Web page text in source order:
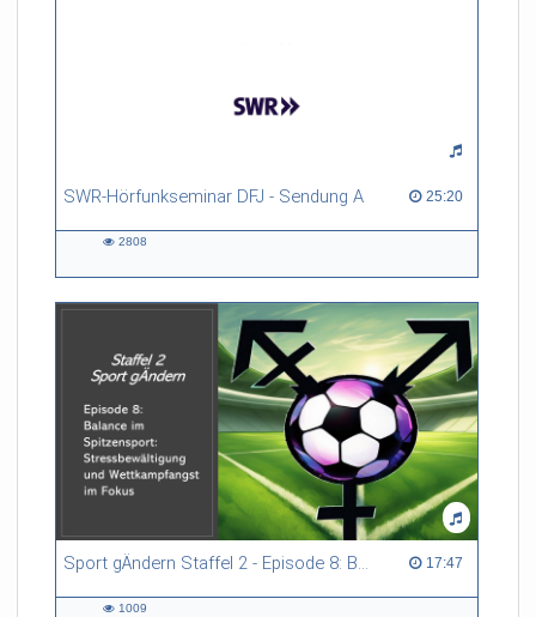
SWR-Hörfunkseminar DFJ - Sendung A 25:20
25:20 duration
2808
Sport gÄndern Staffel 2 - Episode 8: Balance im Spitzensport: Stressbewältigung und Wettkampfangst im Fokus 17:47
17:47 duration
1009